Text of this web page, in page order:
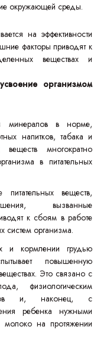
окружающей среды.
на эффективности
факторы приводят к
веществах и
организмом
минералов в норме,
напитков, табака и
веществ многократно
в питательных
веществ,
вызванные
к сбоям в работе
систем организма.
и кормлении грудью
повышенную
Это связано с
физиологическим
и, наконец, с
ребенка нужными
молоко на протяжении